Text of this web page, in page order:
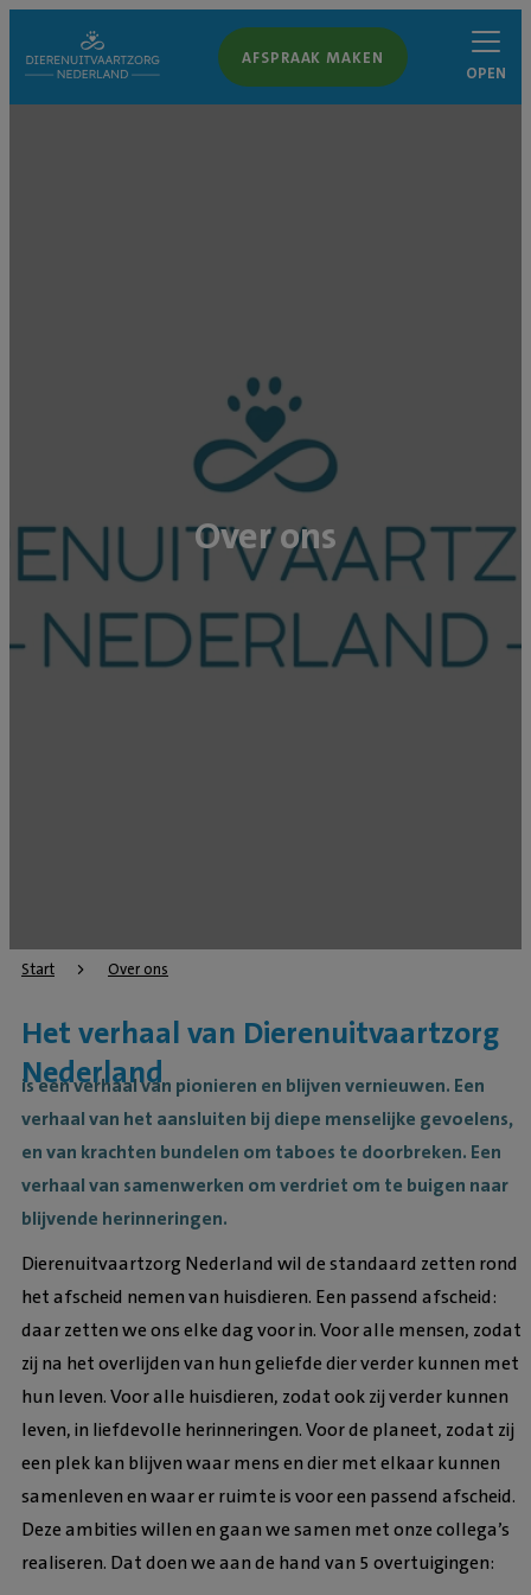
AFSPRAAK MAKEN
OPEN
Over ons
Start Over ons
Het verhaal van Dierenuitvaartzorg
Nederland
is een verhaal van pionieren en blijven vernieuwen. Een
verhaal van het aansluiten bij diepe menselijke gevoelens,
en van krachten bundelen om taboes te doorbreken. Een
verhaal van samenwerken om verdriet om te buigen naar
blijvende herinneringen.
Dierenuitvaartzorg Nederland wil de standaard zetten rond
het afscheid nemen van huisdieren. Een passend afscheid:
daar zetten we ons elke dag voor in. Voor alle mensen, zodat
zij na het overlijden van hun geliefde dier verder kunnen met
hun leven. Voor alle huisdieren, zodat ook zij verder kunnen
leven, in liefdevolle herinneringen. Voor de planeet, zodat zij
een plek kan blijven waar mens en dier met elkaar kunnen
samenleven en waar er ruimte is voor een passend afscheid.
Deze ambities willen en gaan we samen met onze collega’s
realiseren. Dat doen we aan de hand van 5 overtuigingen: